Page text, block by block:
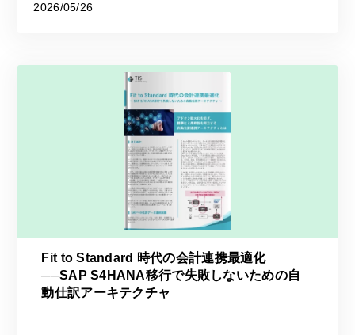
2026/05/26
Fit to Standard 時代の会計連携最適化
──SAP S4HANA移行で失敗しないための自
動仕訳アーキテクチャ